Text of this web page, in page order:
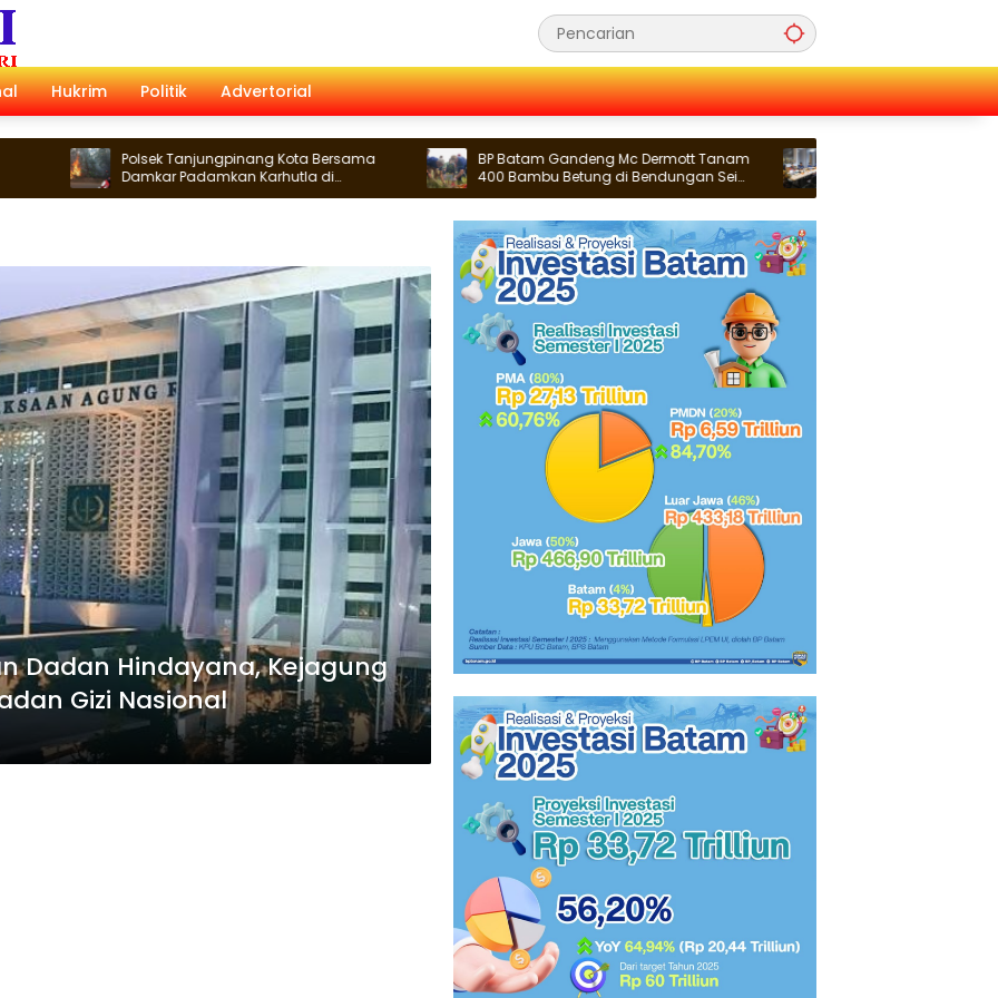
Hukrim Politik Advertorial
Polsek Tanjungpinang Kota Bersama
Damkar Padamkan Karhutla di
Kampung Bugis
BP Batam Gandeng Mc Dermott Tanam
400 Bambu Betung di Bendungan Sei
Nongsa
Penguatan Budaya Literasi,
Bersama TBM Sayang Anak
Batam
Dadan Hindayana, Kejagung
Gizi Nasional